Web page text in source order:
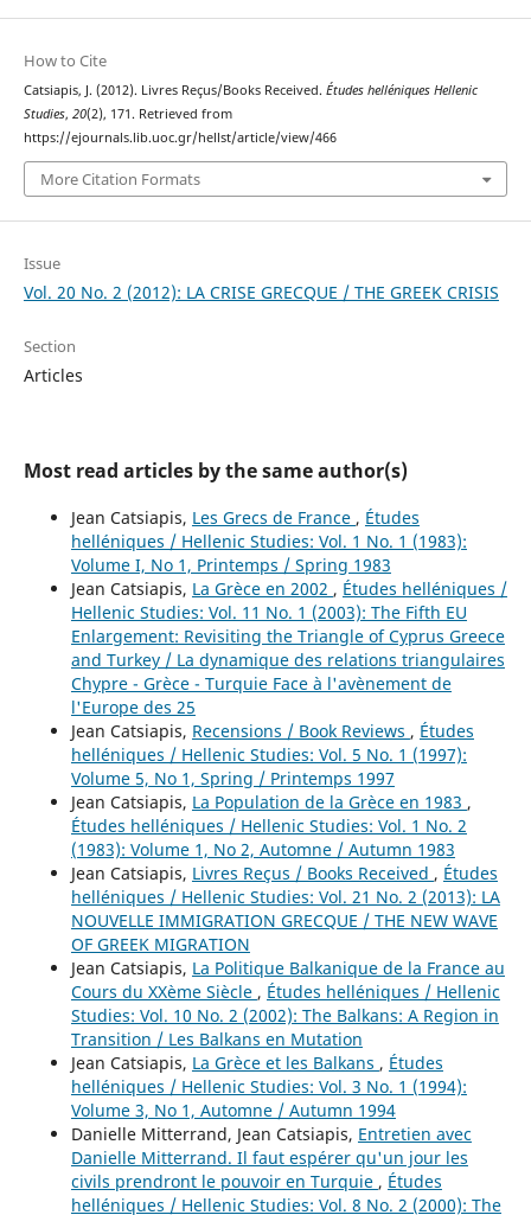
How to Cite
Catsiapis, J. (2012). Livres Reçus/Books Received. Études helléniques Hellenic
Studies, 20(2), 171. Retrieved from
https://ejournals.lib.uoc.gr/hellst/article/view/466
More Citation Formats
Issue
Vol. 20 No. 2 (2012): LA CRISE GRECQUE / THE GREEK CRISIS
Section
Articles
Most read articles by the same author(s)
Jean Catsiapis, Les Grecs de France , Études
helléniques / Hellenic Studies: Vol. 1 No. 1 (1983):
Volume I, No 1, Printemps / Spring 1983
Jean Catsiapis, La Grèce en 2002 , Études helléniques /
Hellenic Studies: Vol. 11 No. 1 (2003): The Fifth EU
Enlargement: Revisiting the Triangle of Cyprus Greece
and Turkey / La dynamique des relations triangulaires
Chypre - Grèce - Turquie Face à l'avènement de
l'Europe des 25
Jean Catsiapis, Recensions / Book Reviews , Études
helléniques / Hellenic Studies: Vol. 5 No. 1 (1997):
Volume 5, No 1, Spring / Printemps 1997
Jean Catsiapis, La Population de la Grèce en 1983 ,
Études helléniques / Hellenic Studies: Vol. 1 No. 2
(1983): Volume 1, No 2, Automne / Autumn 1983
Jean Catsiapis, Livres Reçus / Books Received , Études
helléniques / Hellenic Studies: Vol. 21 No. 2 (2013): LA
NOUVELLE IMMIGRATION GRECQUE / THE NEW WAVE
OF GREEK MIGRATION
Jean Catsiapis, La Politique Balkanique de la France au
Cours du XXème Siècle , Études helléniques / Hellenic
Studies: Vol. 10 No. 2 (2002): The Balkans: A Region in
Transition / Les Balkans en Mutation
Jean Catsiapis, La Grèce et les Balkans , Études
helléniques / Hellenic Studies: Vol. 3 No. 1 (1994):
Volume 3, No 1, Automne / Autumn 1994
Danielle Mitterrand, Jean Catsiapis, Entretien avec
Danielle Mitterrand. Il faut espérer qu'un jour les
civils prendront le pouvoir en Turquie , Études
helléniques / Hellenic Studies: Vol. 8 No. 2 (2000): The